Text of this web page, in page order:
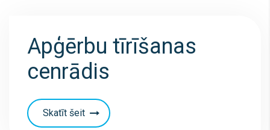
Apģērbu tīrīšanas
cenrādis
Skatīt šeit